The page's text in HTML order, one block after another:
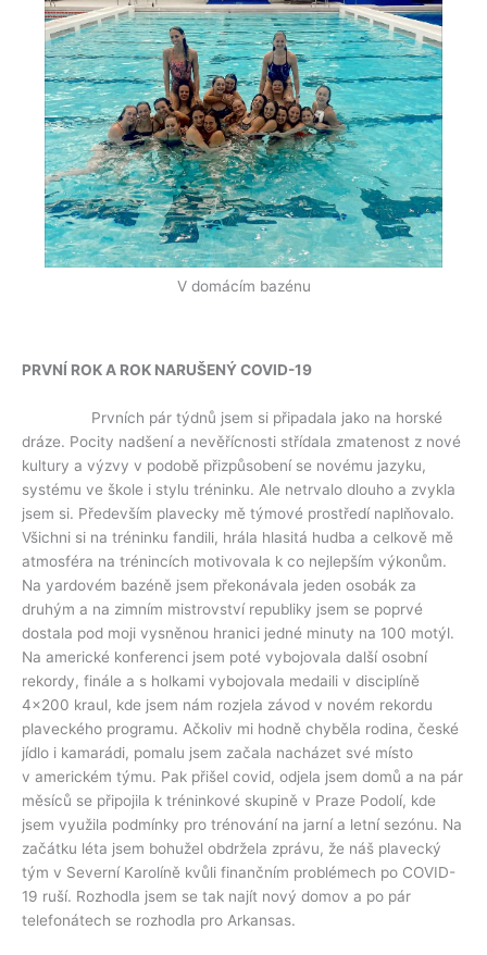
V domácím bazénu
PRVNÍ ROK A ROK NARUŠENÝ COVID-19
Prvních pár týdnů jsem si připadala jako na horské
dráze. Pocity nadšení a nevěřícnosti střídala zmatenost z nové
kultury a výzvy v podobě přizpůsobení se novému jazyku,
systému ve škole i stylu tréninku. Ale netrvalo dlouho a zvykla
jsem si. Především plavecky mě týmové prostředí naplňovalo.
Všichni si na tréninku fandili, hrála hlasitá hudba a celkově mě
atmosféra na trénincích motivovala k co nejlepším výkonům.
Na yardovém bazéně jsem překonávala jeden osobák za
druhým a na zimním mistrovství republiky jsem se poprvé
dostala pod moji vysněnou hranici jedné minuty na 100 motýl.
Na americké konferenci jsem poté vybojovala další osobní
rekordy, finále a s holkami vybojovala medaili v disciplíně
4×200 kraul, kde jsem nám rozjela závod v novém rekordu
plaveckého programu. Ačkoliv mi hodně chyběla rodina, české
jídlo i kamarádi, pomalu jsem začala nacházet své místo
v americkém týmu. Pak přišel covid, odjela jsem domů a na pár
měsíců se připojila k tréninkové skupině v Praze Podolí, kde
jsem využila podmínky pro trénování na jarní a letní sezónu. Na
začátku léta jsem bohužel obdržela zprávu, že náš plavecký
tým v Severní Karolíně kvůli finančním problémech po COVID-
19 ruší. Rozhodla jsem se tak najít nový domov a po pár
telefonátech se rozhodla pro Arkansas.